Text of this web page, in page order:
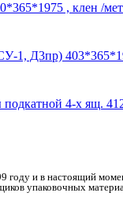
, клен /
Д3пр)
подкатной 4-х ящ.
году и в настоящий
упаковочных